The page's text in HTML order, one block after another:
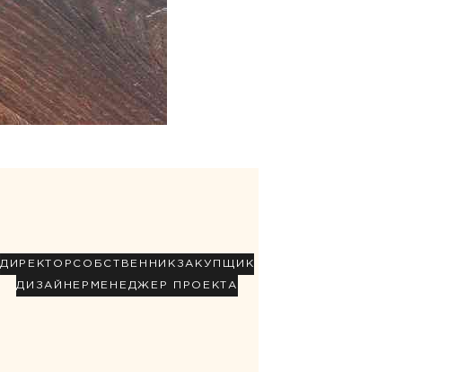
ДИРЕКТОР СОБСТВЕННИК ЗАКУПЩИК
ДИЗАЙНЕР МЕНЕДЖЕР ПРОЕКТА